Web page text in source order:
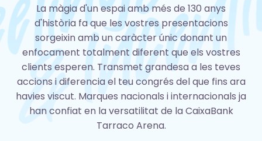
La màgia d'un espai amb més de 130 anys
d'història fa que les vostres presentacions
sorgeixin amb un caràcter únic donant un
enfocament totalment diferent que els vostres
clients esperen. Transmet grandesa a les teves
accions i diferencia el teu congrés del que fins ara
havies viscut. Marques nacionals i internacionals ja
han confiat en la versatilitat de la CaixaBank
Tarraco Arena.